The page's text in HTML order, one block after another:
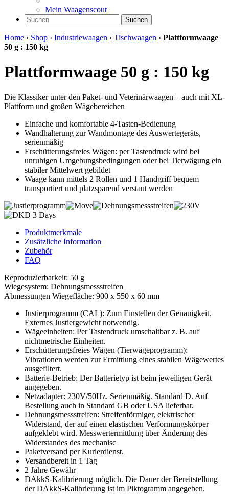
Mein Waagenscout
Suchen
Home › Shop › Industriewaagen › Tischwaagen › Plattformwaage
50 g : 150 kg
Plattformwaage 50 g : 150 kg
Die Klassiker unter den Paket- und Veterinärwaagen – auch mit XL-
Plattform und großen Wägebereichen
Einfache und komfortable 4-Tasten-Bedienung
Wandhalterung zur Wandmontage des Auswertegeräts,
serienmäßig
Erschütterungsfreies Wägen: per Tastendruck wird bei
unruhigen Umgebungsbedingungen oder bei Tierwägung ein
stabiler Mittelwert gebildet
Waage kann mittels 2 Rollen und 1 Handgriff bequem
transportiert und platzsparend verstaut werden
Produktmerkmale
Zusätzliche Information
Zubehör
FAQ
Reproduzierbarkeit: 50 g
Wiegesystem: Dehnungsmessstreifen
Abmessungen Wiegefläche: 900 x 550 x 60 mm
Justierprogramm (CAL): Zum Einstellen der Genauigkeit.
Externes Justiergewicht notwendig.
Wägeeinheiten: Per Tastendruck umschaltbar z. B. auf
nichtmetrische Einheiten.
Erschütterungsfreies Wägen (Tierwägeprogramm):
Vibrationen werden zur Ermittlung eines stabilen Wägewertes
ausgefiltert.
Batterie-Betrieb: Der Batterietyp ist beim jeweiligen Gerät
angegeben.
Netzadapter: 230V/50Hz. Serienmäßig. Standard D. Auf
Bestellung auch in Standard GB oder USA lieferbar.
Dehnungsmessstreifen: Streifenförmiger, elektrischer
Widerstand, der auf einen elastischen Verformungskörper
aufgeklebt wird. Messwertermittlung über Änderung des
Widerstandes des mechanisc
Paketversand per Kurierdienst.
Versandbereit in 1 Tag
2 Jahre Gewähr
DAkkS-Kalibrierung möglich. Die Dauer der Bereitstellung
der DAkkS-Kalibrierung ist im Piktogramm angegeben.